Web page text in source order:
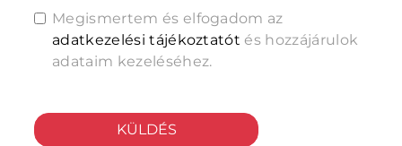
Megismertem és elfogadom az
adatkezelési tájékoztatót és hozzájárulok
adataim kezeléséhez.
KÜLDÉS